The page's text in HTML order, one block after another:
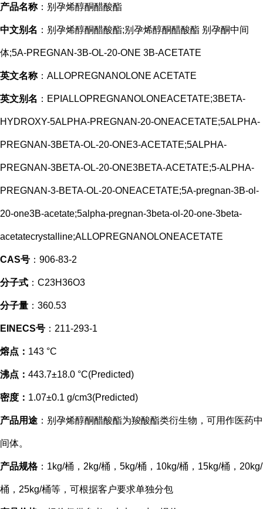
产品名称：别孕烯醇酮醋酸酯
中文别名 ：别孕烯醇酮醋酸酯;别孕烯醇酮醋酸酯 别孕酮中间
体;5Α-PREGNAN-3Β-OL-20-ONE 3Β-ACETATE
英文名称：ALLOPREGNANOLONE ACETATE
英文别名 ：EPIALLOPREGNANOLONEACETATE;3BETA-
HYDROXY-5ALPHA-PREGNAN-20-ONEACETATE;5ALPHA-
PREGNAN-3BETA-OL-20-ONE3-ACETATE;5ALPHA-
PREGNAN-3BETA-OL-20-ONE3BETA-ACETATE;5-ALPHA-
PREGNAN-3-BETA-OL-20-ONEACETATE;5A-pregnan-3B-ol-
20-one3B-acetate;5alpha-pregnan-3beta-ol-20-one-3beta-
acetatecrystalline;ALLOPREGNANOLONEACETATE
CAS号 ：906-83-2
分子式 ：C23H36O3
分子量 ：360.53
EINECS号 ：211-293-1
熔点： 143 °C
沸点： 443.7±18.0 °C(Predicted)
密度： 1.07±0.1 g/cm3(Predicted)
产品用途 ：别孕烯醇酮醋酸酯为羧酸酯类衍生物，可用作医药中
间体。
产品规格：1kg/桶，2kg/桶，5kg/桶，10kg/桶，15kg/桶，20kg/
桶，25kg/桶等，可根据客户要求单独分包